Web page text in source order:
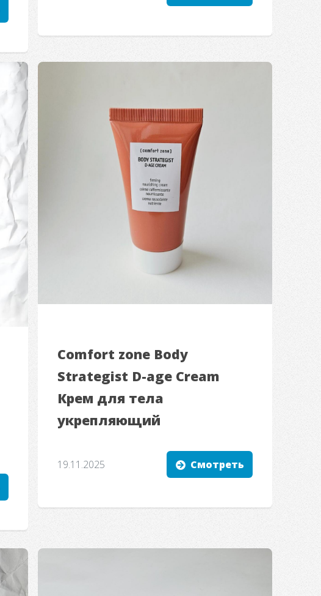
Comfort zone Body
Strategist D-age Cream
Крем для тела
укрепляющий
19.11.2025 Смотреть